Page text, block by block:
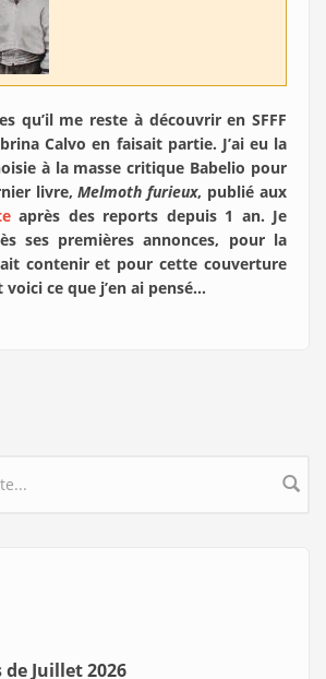
qu’il me reste à découvrir en SFFF
Calvo en faisait partie. J’ai eu la
à la masse critique Babelio pour
livre,Melmoth furieux, publié aux
après des reports depuis 1 an. Je
ses premières annonces, pour la
contenir et pour cette couverture
ce que j’en ai pensé…
Juillet 2026